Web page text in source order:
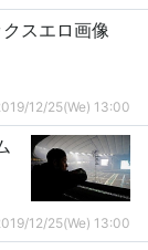
スエロ画像
12/25(We) 13:00
12/25(We) 13:00